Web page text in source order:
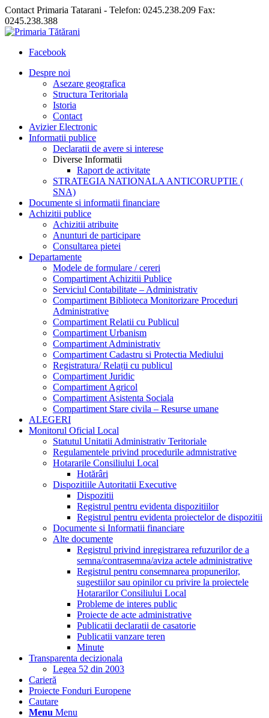
Contact Primaria Tatarani - Telefon: 0245.238.209 Fax:
0245.238.388
Facebook
Despre noi
Asezare geografica
Structura Teritoriala
Istoria
Contact
Avizier Electronic
Informatii publice
Declaratii de avere si interese
Diverse Informatii
Raport de activitate
STRATEGIA NATIONALA ANTICORUPTIE (
SNA)
Documente si informatii financiare
Achizitii publice
Achizitii atribuite
Anunturi de participare
Consultarea pietei
Departamente
Modele de formulare / cereri
Compartiment Achizitii Publice
Serviciul Contabilitate – Administrativ
Compartiment Biblioteca Monitorizare Proceduri
Administrative
Compartiment Relatii cu Publicul
Compartiment Urbanism
Compartiment Administrativ
Compartiment Cadastru si Protectia Mediului
Registratura/ Relații cu publicul
Compartiment Juridic
Compartiment Agricol
Compartiment Asistenta Sociala
Compartiment Stare civila – Resurse umane
ALEGERI
Monitorul Oficial Local
Statutul Unitatii Administrativ Teritoriale
Regulamentele privind procedurile admnistrative
Hotararile Consiliului Local
Hotărâri
Dispozitiile Autoritatii Executive
Dispozitii
Registrul pentru evidenta dispozitiilor
Registrul pentru evidenta proiectelor de dispozitii
Documente si Informatii financiare
Alte documente
Registrul privind inregistrarea refuzurilor de a
semna/contrasemna/aviza actele administrative
Registrul pentru consemnarea propunerilor,
sugestiilor sau opinilor cu privire la proiectele
Hotararilor Consiliului Local
Probleme de interes public
Proiecte de acte administrative
Publicatii declaratii de casatorie
Publicatii vanzare teren
Minute
Transparenta decizionala
Legea 52 din 2003
Carieră
Proiecte Fonduri Europene
Cautare
Menu Menu